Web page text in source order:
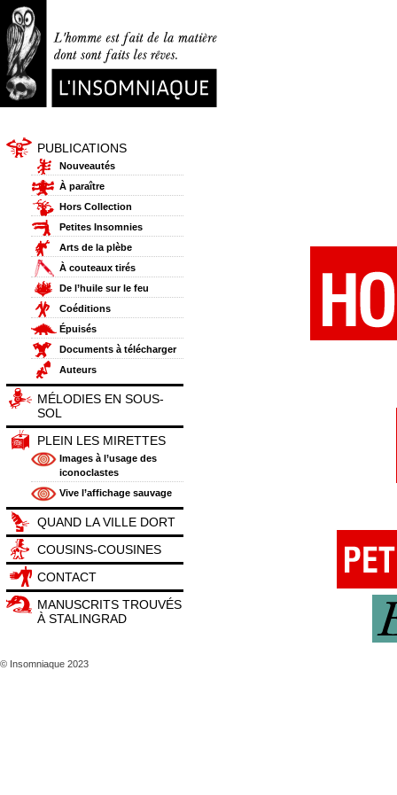
PUBLICATIONS
Nouveautés
À paraître
Hors Collection
Petites Insomnies
Arts de la plèbe
À couteaux tirés
De l’huile sur le feu
Coéditions
Épuisés
Documents à télécharger
Auteurs
MÉLODIES EN SOUS-
SOL
PLEIN LES MIRETTES
Images à l’usage des
iconoclastes
Vive l’affichage sauvage
QUAND LA VILLE DORT
COUSINS-COUSINES
CONTACT
MANUSCRITS TROUVÉS
À STALINGRAD
© Insomniaque 2023